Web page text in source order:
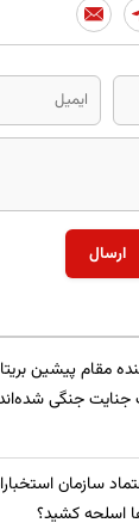
ارسال
مقام پیشین
جنایت جنگی
سازمان
اسلحه کشید؟